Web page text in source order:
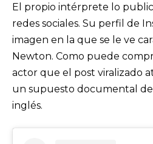
El propio intérprete lo
redes sociales. Su perfil de
imagen en la que se le ve
Newton. Como puede
actor que el post viralizado
un supuesto documental de
inglés.